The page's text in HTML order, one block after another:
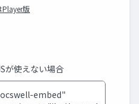
Player版
が使えない場合